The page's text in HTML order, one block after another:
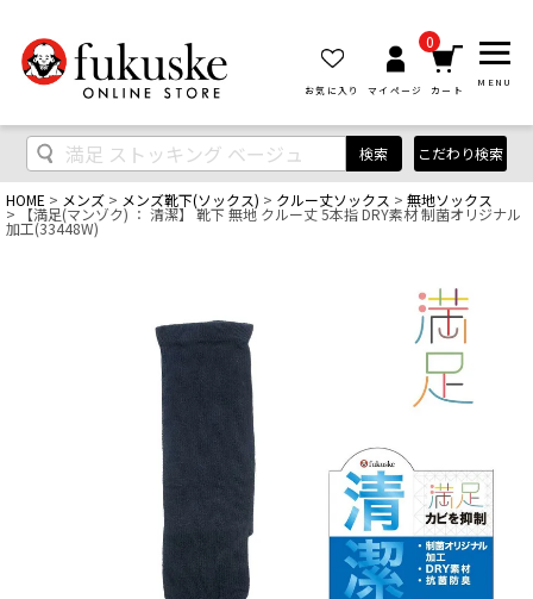
お気に入り マイページ
0
カート
MENU
検索 こだわり検索
HOME メンズ メンズ靴下(ソックス) クルー丈ソックス 無地ソックス
【満足(マンゾク) ： 清潔】 靴下 無地 クルー丈 5本指 DRY素材 制菌オリジナル
加工(33448W)